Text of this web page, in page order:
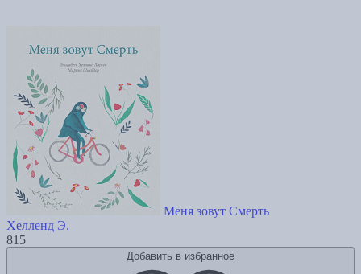
Меня зовут Смерть
Хелленд Э.
815
Добавить в избранное